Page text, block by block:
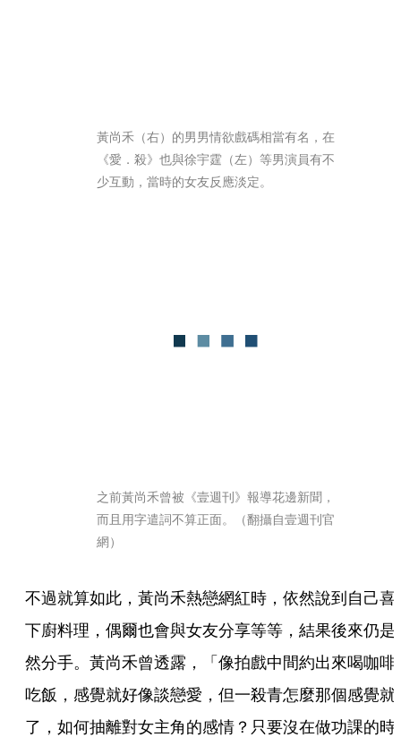
黃尚禾（右）的男男情欲戲碼相當有名，在
《愛．殺》也與徐宇霆（左）等男演員有不
少互動，當時的女友反應淡定。
之前黃尚禾曾被《壹週刊》報導花邊新聞，
而且用字遣詞不算正面。（翻攝自壹週刊官
網）
不過就算如此，黃尚禾熱戀網紅時，依然說到自己喜
下廚料理，偶爾也會與女友分享等等，結果後來仍是
然分手。黃尚禾曾透露，「像拍戲中間約出來喝咖啡
吃飯，感覺就好像談戀愛，但一殺青怎麼那個感覺就
了，如何抽離對女主角的感情？只要沒在做功課的時